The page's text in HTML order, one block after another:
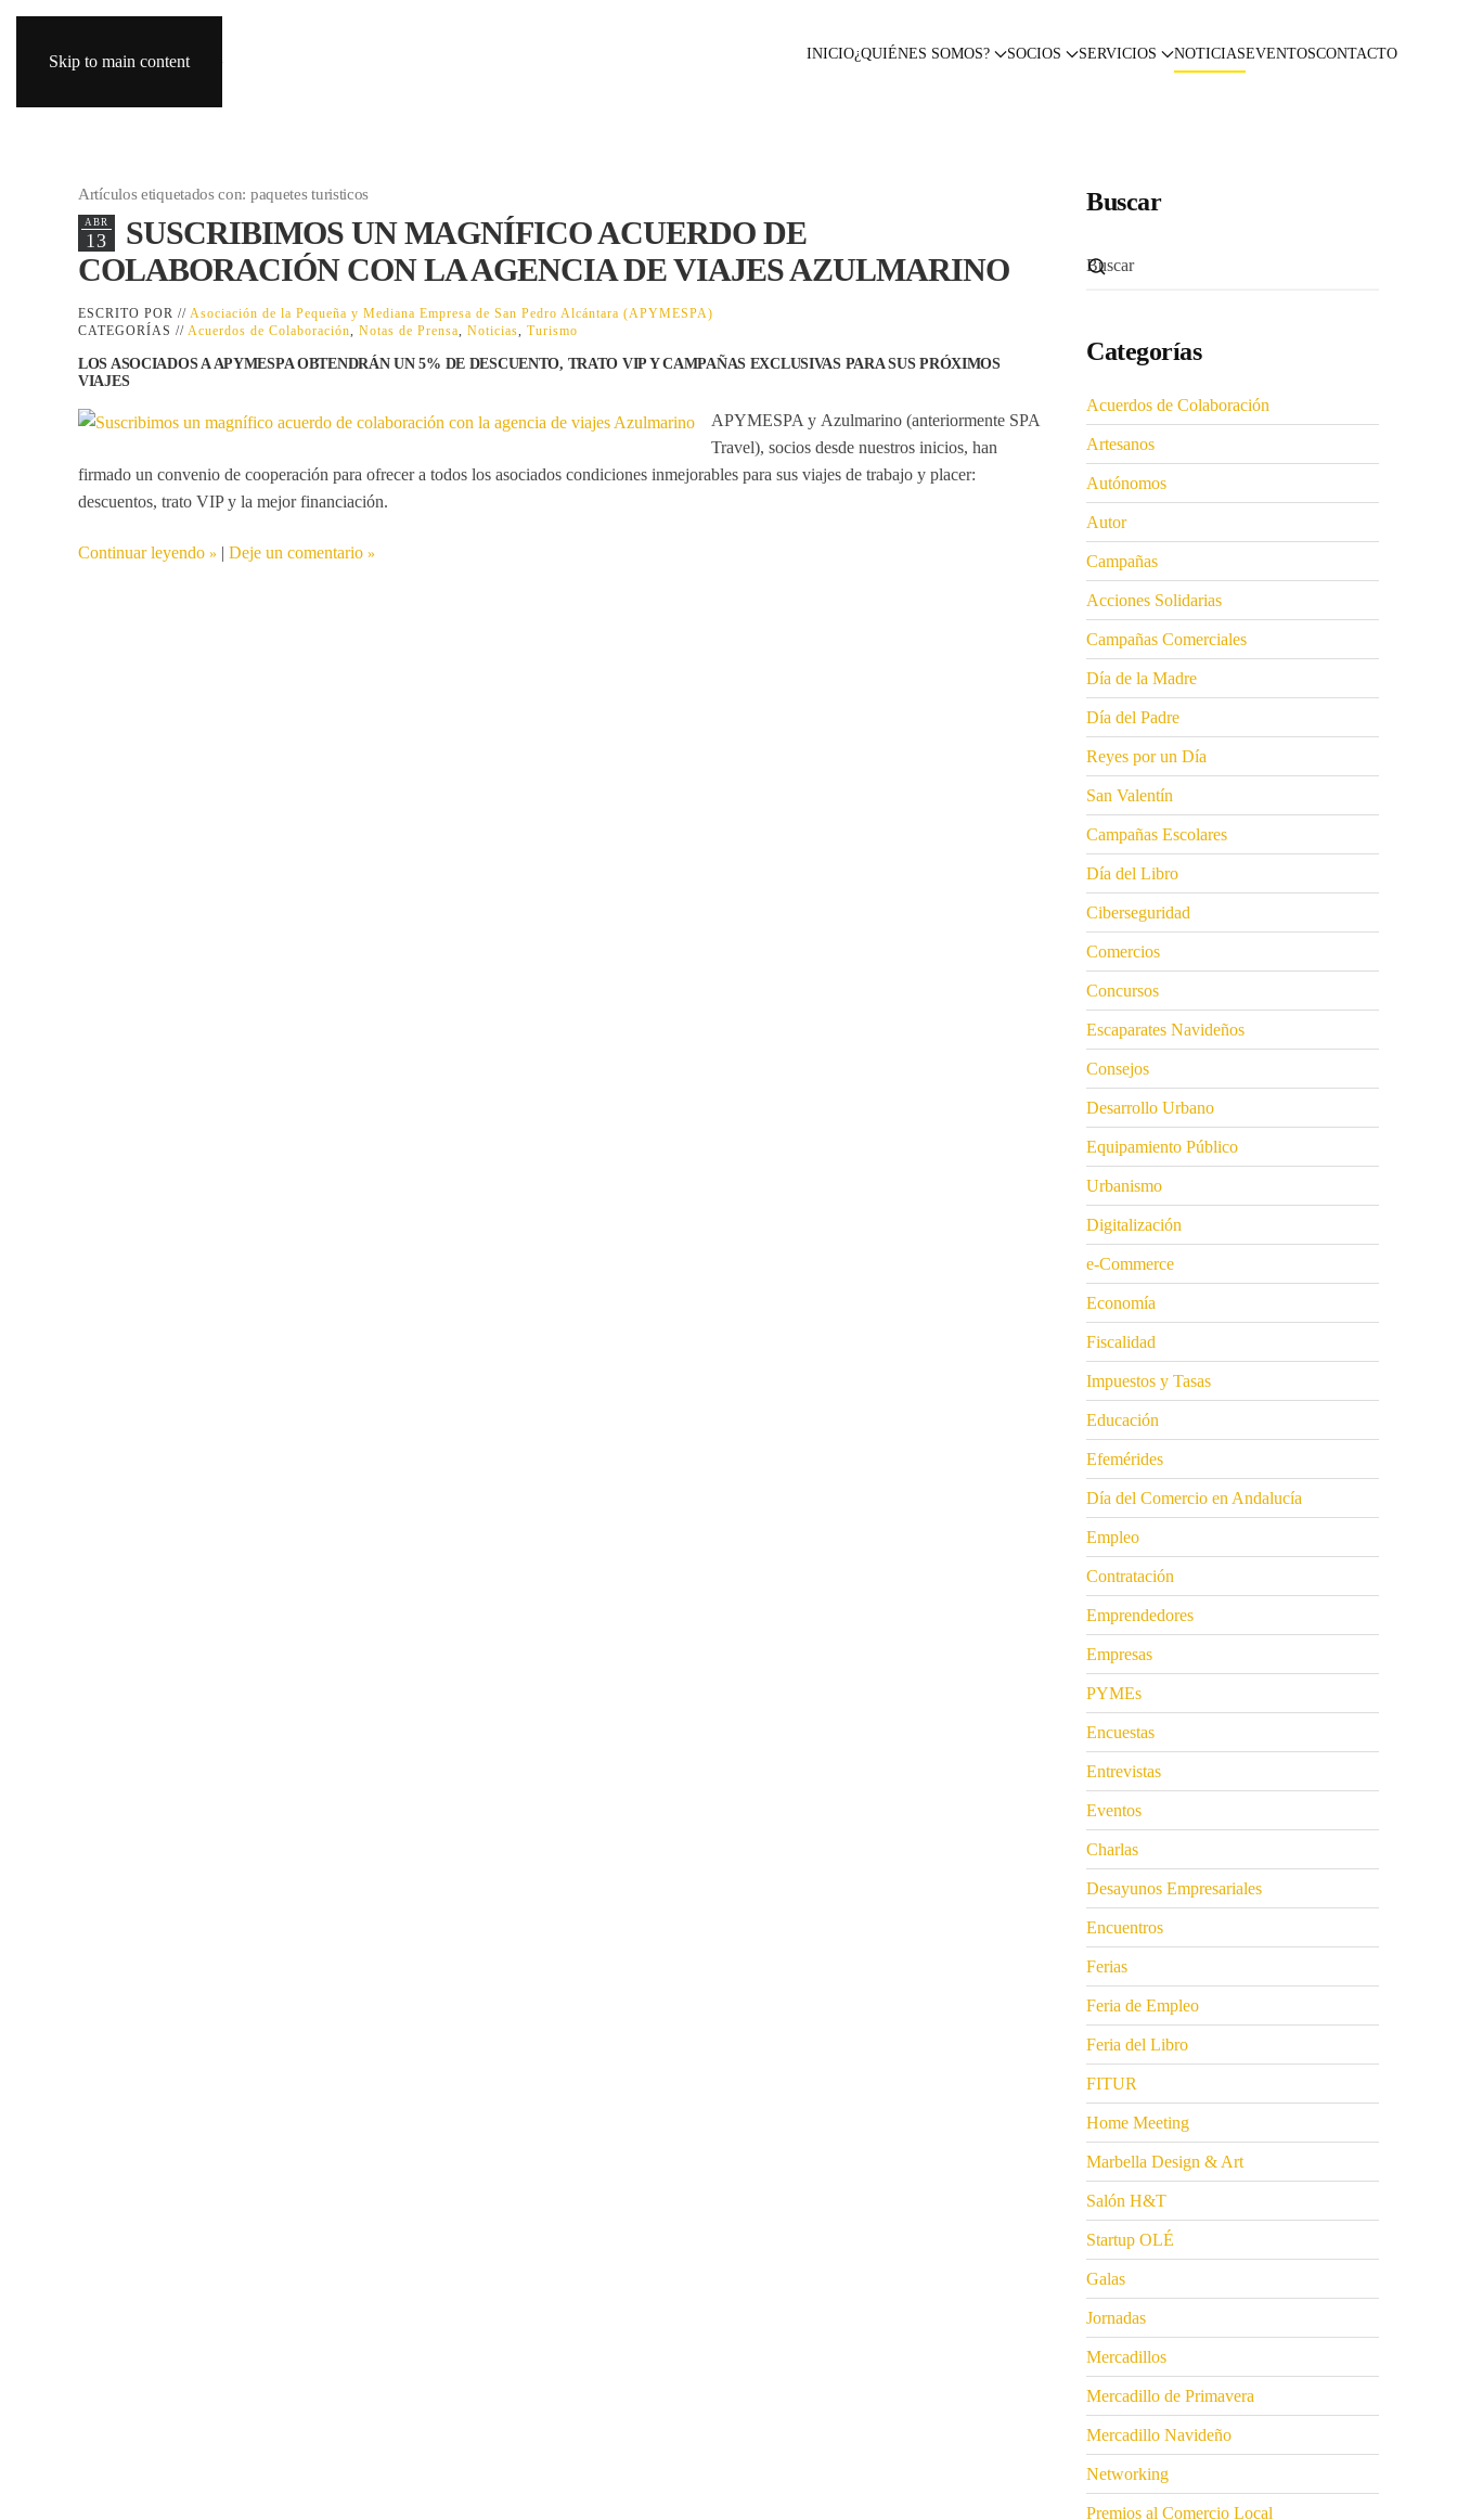
Skip to main content INICIO¿QUIÉNES SOMOS? SOCIOS SERVICIOS NOTICIASEVENTOSCONTACTO
Artículos etiquetados con: paquetes turisticos
ABR
13
SUSCRIBIMOS UN MAGNÍFICO ACUERDO DE
COLABORACIÓN CON LA AGENCIA DE VIAJES AZULMARINO
ESCRITO POR // Asociación de la Pequeña y Mediana Empresa de San Pedro Alcántara (APYMESPA)
CATEGORÍAS // Acuerdos de Colaboración, Notas de Prensa, Noticias, Turismo
LOS ASOCIADOS A APYMESPA OBTENDRÁN UN 5% DE DESCUENTO, TRATO VIP Y CAMPAÑAS EXCLUSIVAS PARA SUS PRÓXIMOS
VIAJES
APYMESPA y Azulmarino (anteriormente SPA
Travel), socios desde nuestros inicios, han
firmado un convenio de cooperación para ofrecer a todos los asociados condiciones inmejorables para sus viajes de trabajo y placer:
descuentos, trato VIP y la mejor financiación.
Continuar leyendo | Deje un comentario
Buscar
Categorías
Acuerdos de Colaboración
Artesanos
Autónomos
Autor
Campañas
Acciones Solidarias
Campañas Comerciales
Día de la Madre
Día del Padre
Reyes por un Día
San Valentín
Campañas Escolares
Día del Libro
Ciberseguridad
Comercios
Concursos
Escaparates Navideños
Consejos
Desarrollo Urbano
Equipamiento Público
Urbanismo
Digitalización
e-Commerce
Economía
Fiscalidad
Impuestos y Tasas
Educación
Efemérides
Día del Comercio en Andalucía
Empleo
Contratación
Emprendedores
Empresas
PYMEs
Encuestas
Entrevistas
Eventos
Charlas
Desayunos Empresariales
Encuentros
Ferias
Feria de Empleo
Feria del Libro
FITUR
Home Meeting
Marbella Design & Art
Salón H&T
Startup OLÉ
Galas
Jornadas
Mercadillos
Mercadillo de Primavera
Mercadillo Navideño
Networking
Premios al Comercio Local